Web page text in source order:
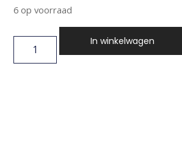
6 op voorraad
In winkelwagen